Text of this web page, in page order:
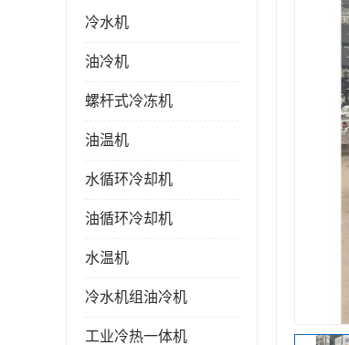
冷水机
油冷机
螺杆式冷冻机
油温机
水循环冷却机
油循环冷却机
水温机
冷水机组油冷机
工业冷热一体机